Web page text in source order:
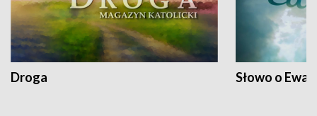
Droga Słowo o